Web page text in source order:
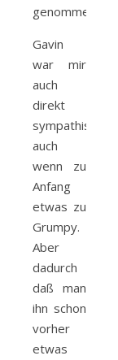
genommen.
Gavin
war mir
auch
direkt
sympathisch,
auch
wenn zu
Anfang
etwas zu
Grumpy.
Aber
dadurch
daß man
ihn schon
vorher
etwas